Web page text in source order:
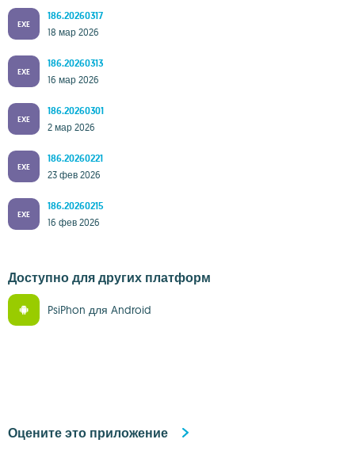
EXE
186.20260317
18 мар 2026
EXE
186.20260313
16 мар 2026
EXE
186.20260301
2 мар 2026
EXE
186.20260221
23 фев 2026
EXE
186.20260215
16 фев 2026
Доступно для других платформ
PsiPhon для Android
Оцените это приложение